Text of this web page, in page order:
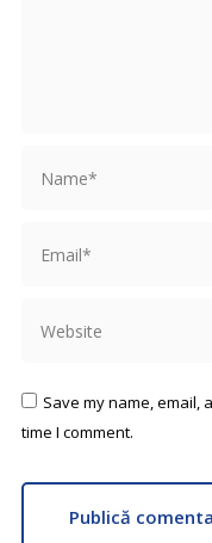
Save my name,
time I comment.
Publică